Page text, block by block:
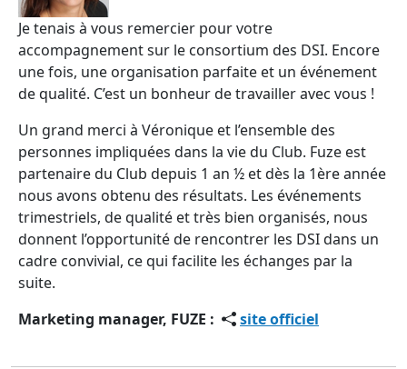
Je tenais à vous remercier pour votre
accompagnement sur le consortium des DSI. Encore
une fois, une organisation parfaite et un événement
de qualité. C’est un bonheur de travailler avec vous !
Un grand merci à Véronique et l’ensemble des
personnes impliquées dans la vie du Club. Fuze est
partenaire du Club depuis 1 an ½ et dès la 1ère année
nous avons obtenu des résultats. Les événements
trimestriels, de qualité et très bien organisés, nous
donnent l’opportunité de rencontrer les DSI dans un
cadre convivial, ce qui facilite les échanges par la
suite.
Marketing manager, FUZE :
site officiel